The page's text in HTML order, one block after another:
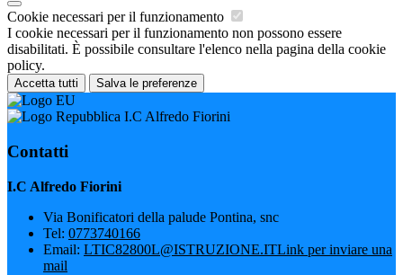
Cookie necessari per il funzionamento
I cookie necessari per il funzionamento non possono essere
disabilitati. È possibile consultare l'elenco nella pagina della cookie
policy.
Accetta tutti Salva le preferenze
I.C Alfredo Fiorini
Contatti
I.C Alfredo Fiorini
Via Bonificatori della palude Pontina, snc
Tel: 0773740166
Email: LTIC82800L@ISTRUZIONE.ITLink per inviare una
mail